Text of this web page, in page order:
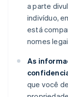
a parte
indivíduo,
está
nomes
As
que você